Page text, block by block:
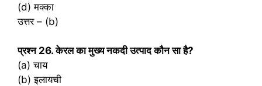
(d) मक्का
उत्तर – (b)
प्रश्‍न 26. केरल का मुख्य नकदी उत्पाद कौन सा है?
(a) चाय
(b) इलायची